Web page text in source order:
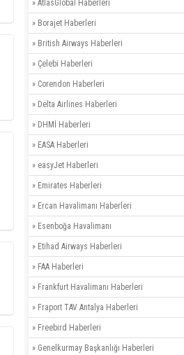
» AtlasGlobal Haberleri
» Borajet Haberleri
» British Airways Haberleri
» Çelebi Haberleri
» Corendon Haberleri
» Delta Airlines Haberleri
» DHMİ Haberleri
» EASA Haberleri
» easyJet Haberleri
» Emirates Haberleri
» Ercan Havalimanı Haberleri
» Esenboğa Havalimanı
» Etihad Airways Haberleri
» FAA Haberleri
» Frankfurt Havalimanı Haberleri
» Fraport TAV Antalya Haberleri
» Freebird Haberleri
» Genelkurmay Başkanlığı Haberleri